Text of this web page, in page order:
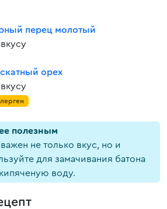
перец молотый
орех
полезным
не только вкус, но и
для замачивания батона
воду.